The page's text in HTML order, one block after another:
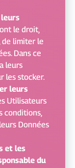
le droit,
de limiter le
Dans ce
leurs
les stocker.
leurs
Utilisateurs
conditions,
Données
et les
du